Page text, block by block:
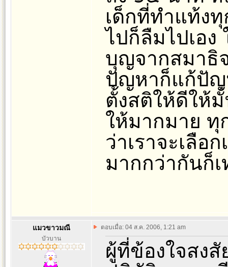
เด็กที่ทำแท้ง
ไปก็ลืมไปเอ
บุญจากสมาธิ
ปัญหาก็แก้ปัญ
ตั้งสติให้ดีให้
ให้มากมาย ทุ
ว่าเราจะเลือ
มากกว่ากันก็เ
แมวขาวมณี
บัวบาน
ตอบเมื่อ: 04 ส.ค. 2006, 1:21 am
ผู้ที่ข้องใจสงสั